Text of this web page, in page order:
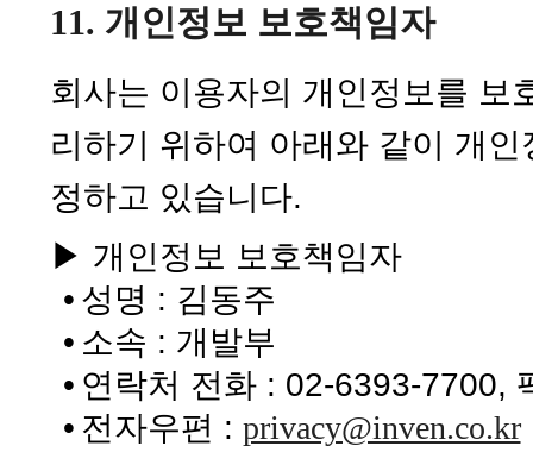
11. 개인정보 보호책임자
회사는 이용자의 개인정보를 보
리하기 위하여 아래와 같이 개
정하고 있습니다.
▶ 개인정보 보호책임자
• 성명 : 김동주
• 소속 : 개발부
• 연락처 전화 : 02-6393-7700,
• 전자우편 : privacy@inven.co.kr